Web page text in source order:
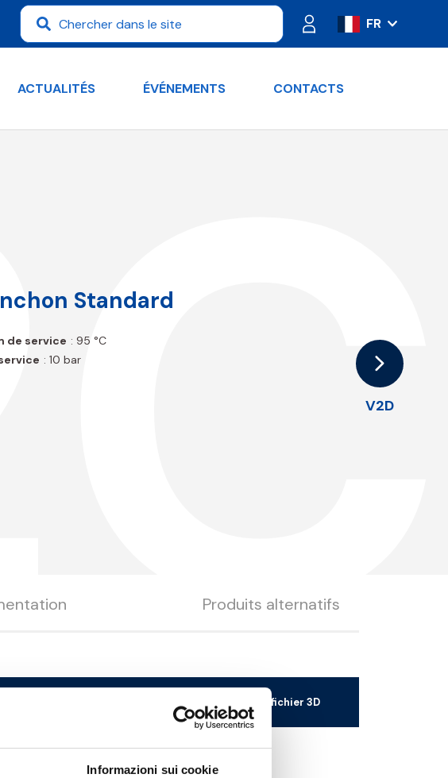
Informazioni sui cookie
FR
IT
DE
ACTUALITÉS ÉVÉNEMENTS CONTACTS
V2D
Standard
de service : 95 °C
: 10 bar
Produits alternatifs
Télécharger le fichier 3D
Chrome